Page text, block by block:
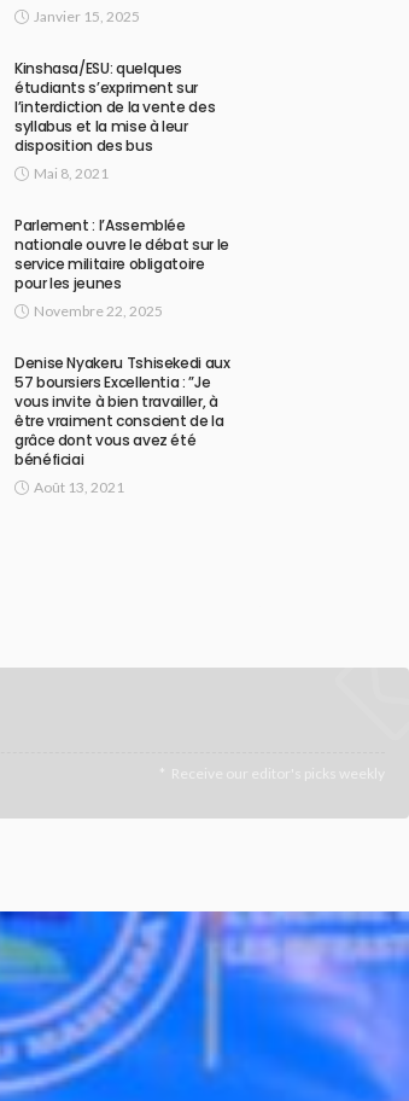
Janvier 15, 2025
Kinshasa/ESU: quelques
étudiants s’expriment sur
l’interdiction de la vente des
syllabus et la mise à leur
disposition des bus
Mai 8, 2021
Parlement : l’Assemblée
nationale ouvre le débat sur le
service militaire obligatoire
pour les jeunes
Novembre 22, 2025
Denise Nyakeru Tshisekedi aux
57 boursiers Excellentia : ”Je
vous invite à bien travailler, à
être vraiment conscient de la
grâce dont vous avez été
bénéficiai
Août 13, 2021
Receive our editor's picks weekly